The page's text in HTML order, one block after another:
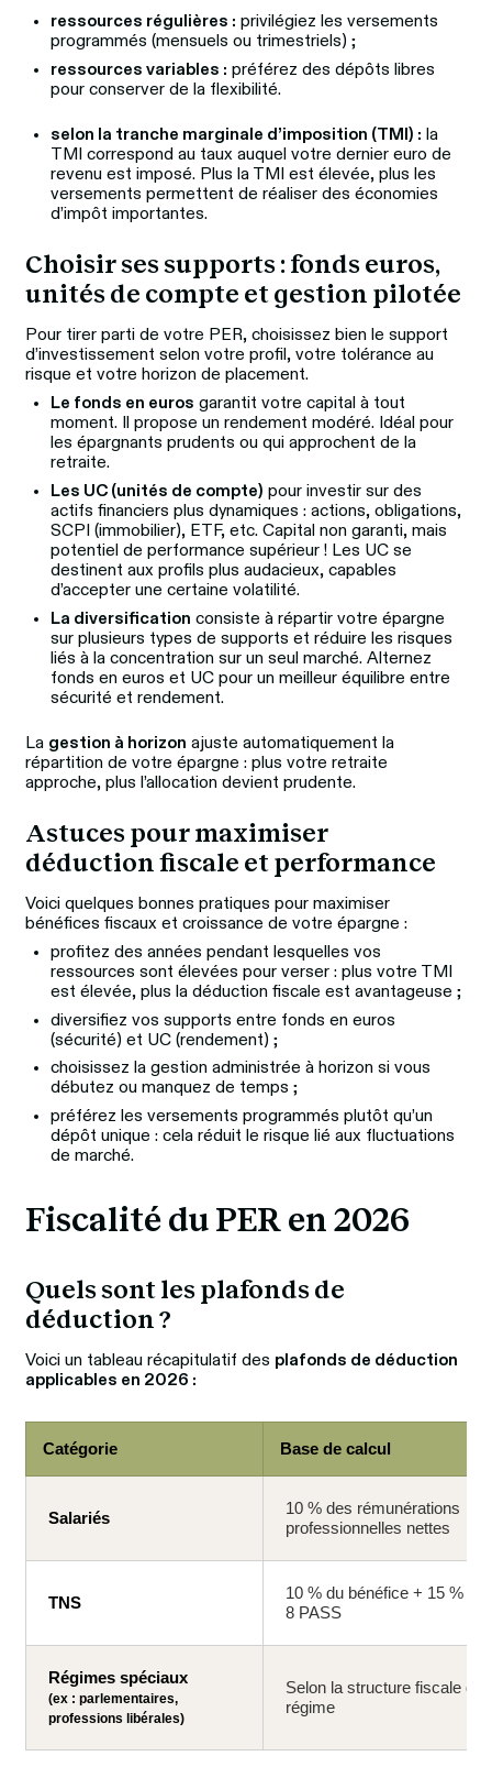
ressources régulières : privilégiez les versements
programmés (mensuels ou trimestriels) ;
ressources variables : préférez des dépôts libres
pour conserver de la flexibilité.
selon la tranche marginale d’imposition (TMI) : la
TMI correspond au taux auquel votre dernier euro de
revenu est imposé. Plus la TMI est élevée, plus les
versements permettent de réaliser des économies
d’impôt importantes.
Choisir ses supports : fonds euros,
unités de compte et gestion pilotée
Pour tirer parti de votre PER, choisissez bien le support
d’investissement selon votre profil, votre tolérance au
risque et votre horizon de placement.
Le fonds en euros garantit votre capital à tout
moment. Il propose un rendement modéré. Idéal pour
les épargnants prudents ou qui approchent de la
retraite.
Les UC (unités de compte) pour investir sur des
actifs financiers plus dynamiques : actions, obligations,
SCPI (immobilier), ETF, etc. Capital non garanti, mais
potentiel de performance supérieur ! Les UC se
destinent aux profils plus audacieux, capables
d’accepter une certaine volatilité.
La diversification consiste à répartir votre épargne
sur plusieurs types de supports et réduire les risques
liés à la concentration sur un seul marché. Alternez
fonds en euros et UC pour un meilleur équilibre entre
sécurité et rendement.
La gestion à horizon ajuste automatiquement la
répartition de votre épargne : plus votre retraite
approche, plus l’allocation devient prudente.
Astuces pour maximiser
déduction fiscale et performance
Voici quelques bonnes pratiques pour maximiser
bénéfices fiscaux et croissance de votre épargne :
profitez des années pendant lesquelles vos
ressources sont élevées pour verser : plus votre TMI
est élevée, plus la déduction fiscale est avantageuse ;
diversifiez vos supports entre fonds en euros
(sécurité) et UC (rendement) ;
choisissez la gestion administrée à horizon si vous
débutez ou manquez de temps ;
préférez les versements programmés plutôt qu’un
dépôt unique : cela réduit le risque lié aux fluctuations
de marché.
Fiscalité du PER en 2026
Quels sont les plafonds de
déduction ?
Voici un tableau récapitulatif des plafonds de déduction
applicables en 2026 :
Catégorie Base de calcul
Salariés
10 % des rémunérations
professionnelles nettes
TNS
10 % du bénéfice + 15 %
8 PASS
Régimes spéciaux
(ex : parlementaires,
professions libérales)
Selon la structure fiscale du
régime